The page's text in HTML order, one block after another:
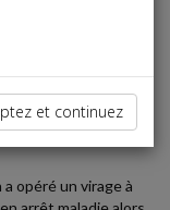
: LE
opéré un virage à
et continuez